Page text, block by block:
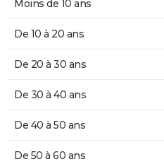
Moins de 10 ans
De 10 à 20 ans
De 20 à 30 ans
De 30 à 40 ans
De 40 à 50 ans
De 50 à 60 ans